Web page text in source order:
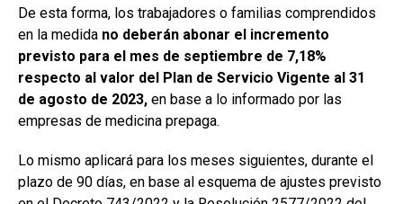
De esta forma, los trabajadores o familias comprendidos
en la medida no deberán abonar el incremento
previsto para el mes de septiembre de 7,18%
respecto al valor del Plan de Servicio Vigente al 31
de agosto de 2023, en base a lo informado por las
empresas de medicina prepaga.
Lo mismo aplicará para los meses siguientes, durante el
plazo de 90 días, en base al esquema de ajustes previsto